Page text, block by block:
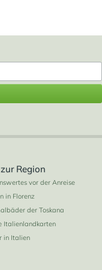
Region
vor der Anreise
in Florenz
der Toskana
Italienlandkarten
in Italien